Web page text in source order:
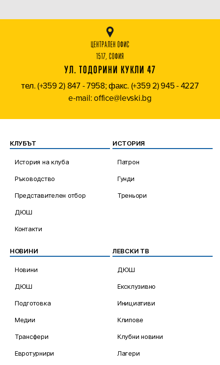
ЦЕНТРАЛЕН ОФИС
1517, СОФИЯ
УЛ. ТОДОРИНИ КУКЛИ 47
тел. (+359 2) 847 - 7958; факс. (+359 2) 945 - 4227
e-mail: office@levski.bg
КЛУБЪТ
История на клуба
Ръководство
Представителен отбор
ДЮШ
Контакти
ИСТОРИЯ
Патрон
Гунди
Треньори
НОВИНИ
Новини
ДЮШ
Подготовка
Медии
Трансфери
Евротурнири
ЛЕВСКИ ТВ
ДЮШ
Ексклузивно
Инициативи
Клипове
Клубни новини
Лагери